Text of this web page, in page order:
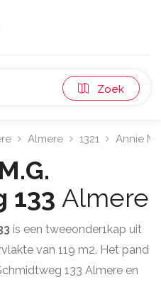
Zoek
Almere 1321 Annie
133 Almere
is een tweeonder1kap uit
van 119 m2. Het pand
133 Almere en